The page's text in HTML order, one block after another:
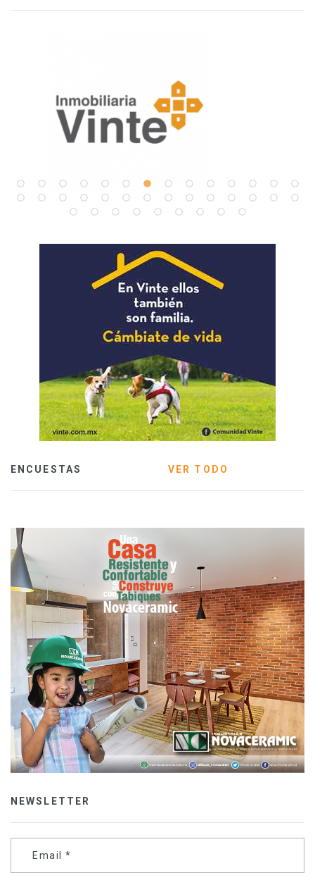
ENCUESTAS VER TODO
NEWSLETTER
Email *